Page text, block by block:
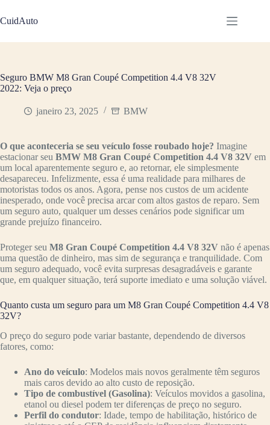
para
o
CuidAuto
Seguro BMW M8 Gran Coupé Competition 4.4 V8 32V
2022: Veja o preço
janeiro 23, 2025 BMW
O que aconteceria se seu veículo fosse roubado hoje? Imagine
estacionar seu BMW M8 Gran Coupé Competition 4.4 V8 32V em
um local aparentemente seguro e, ao retornar, ele simplesmente
desapareceu. Infelizmente, essa é uma realidade para milhares de
motoristas todos os anos. Agora, pense nos custos de um acidente
inesperado, onde você precisa arcar com altos gastos de reparo. Sem
um seguro auto, qualquer um desses cenários pode significar um
grande prejuízo financeiro.
Proteger seu M8 Gran Coupé Competition 4.4 V8 32V não é apenas
uma questão de dinheiro, mas sim de segurança e tranquilidade. Com
um seguro adequado, você evita surpresas desagradáveis e garante
que, em qualquer situação, terá suporte imediato e uma solução viável.
Quanto custa um seguro para um M8 Gran Coupé Competition 4.4 V8
32V?
O preço do seguro pode variar bastante, dependendo de diversos
fatores, como:
Ano do veículo: Modelos mais novos geralmente têm seguros
mais caros devido ao alto custo de reposição.
Tipo de combustível (Gasolina): Veículos movidos a gasolina,
etanol ou diesel podem ter diferenças de preço no seguro.
Perfil do condutor: Idade, tempo de habilitação, histórico de